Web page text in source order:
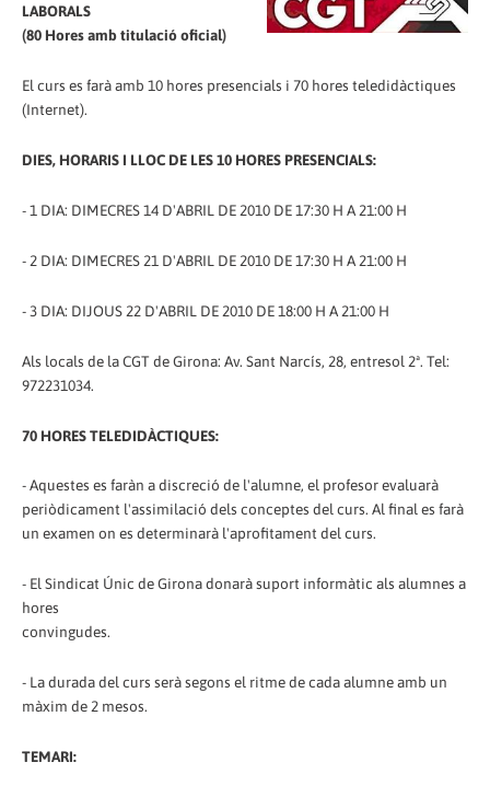
LABORALS
(80 Hores amb titulació oficial)
El curs es farà amb 10 hores presencials i 70 hores teledidàctiques
(Internet).
DIES, HORARIS I LLOC DE LES 10 HORES PRESENCIALS:
- 1 DIA: DIMECRES 14 D'ABRIL DE 2010 DE 17:30 H A 21:00 H
- 2 DIA: DIMECRES 21 D'ABRIL DE 2010 DE 17:30 H A 21:00 H
- 3 DIA: DIJOUS 22 D'ABRIL DE 2010 DE 18:00 H A 21:00 H
Als locals de la CGT de Girona: Av. Sant Narcís, 28, entresol 2ª. Tel:
972231034.
70 HORES TELEDIDÀCTIQUES:
- Aquestes es faràn a discreció de l'alumne, el profesor evaluarà
periòdicament l'assimilació dels conceptes del curs. Al final es farà
un examen on es determinarà l'aprofitament del curs.
- El Sindicat Únic de Girona donarà suport informàtic als alumnes a
hores
convingudes.
- La durada del curs serà segons el ritme de cada alumne amb un
màxim de 2 mesos.
TEMARI: